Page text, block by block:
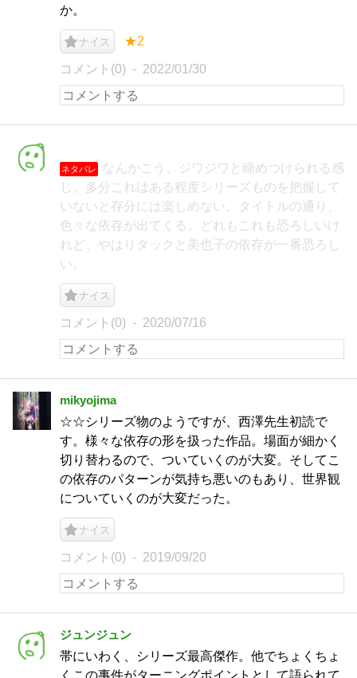
か。
ナイス ★2
コメント(0) 2022/01/30
ネタバレ
なんかこう、ジワジワと締めつけられる感
じ。多分これはある程度シリーズものを把握して
いないと存分には楽しめない。タイトルの通り、
色々な依存が出てくる。どれもこれも恐ろしいけ
れど、やはりタックと美也子の依存が一番恐ろし
い。
ナイス
コメント(0) 2020/07/16
mikyojima
☆☆シリーズ物のようですが、西澤先生初読で
す。様々な依存の形を扱った作品。場面が細かく
切り替わるので、ついていくのが大変。そしてこ
の依存のパターンが気持ち悪いのもあり、世界観
についていくのが大変だった。
ナイス
コメント(0) 2019/09/20
ジュンジュン
帯にいわく、シリーズ最高傑作。他でちょくちょ
くこの事件がターニングポイントとして語られて